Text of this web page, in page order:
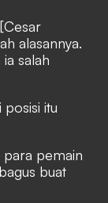
alasannya.
salah
itu
para pemain
buat